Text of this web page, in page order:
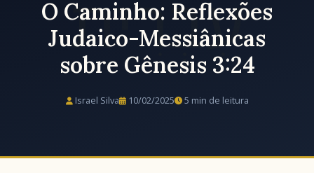
O Caminho: Reflexões
Judaico-Messiânicas
sobre Gênesis 3:24
Israel Silva 10/02/2025 5 min de leitura